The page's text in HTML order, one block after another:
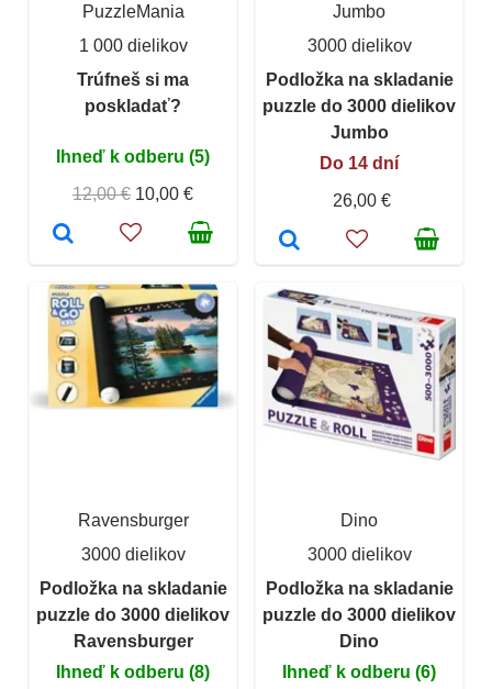
PuzzleMania
1 000 dielikov
Trúfneš si ma
poskladať?
Ihneď k odberu (5)
12,00 € 10,00 €
Jumbo
3000 dielikov
Podložka na skladanie
puzzle do 3000 dielikov
Jumbo
Do 14 dní
26,00 €
Ravensburger
3000 dielikov
Podložka na skladanie
puzzle do 3000 dielikov
Ravensburger
Ihneď k odberu (8)
Dino
3000 dielikov
Podložka na skladanie
puzzle do 3000 dielikov
Dino
Ihneď k odberu (6)